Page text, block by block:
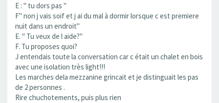
E : " tu dors pas "
F" non j vais soif et j ai du mal à dormir lorsque c est premiere
nuit dans un endroit"
E. " Tu veux de l aide?"
F. Tu proposes quoi?
J entendais toute la conversation car c était un chalet en bois
avec une isolation très light!!!
Les marches dela mezzanine grincait et je distinguait les pas
de 2 personnes .
Rire chuchotements, puis plus rien